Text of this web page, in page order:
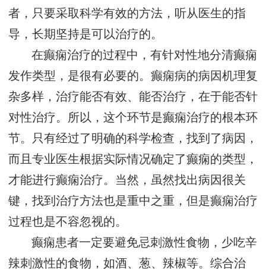
者，只要采取科学有效的方法，听从医生的指
导，长期坚持是可以治疗的。
在癫痫治疗的过程中，有针对性地分清癫痫
发作类型，是很有必要的。癫痫病的病因机理复
杂多样，治疗能否有效、能否治疗，在于能否针
对性治疗。所以，这个环节是癫痫治疗的根本环
节。只有经过了明确的科学检查，找到了病因，
而且专业医生根据实际情况确定了癫痫的类型，
才能进行癫痫治疗。当然，虽然找出病因很关
键，找到治疗方法也是重中之重，但是癫痫治疗
过程也是不容忽视的。
癫痫患者一定要避免忌刺激性食物，少吃辛
辣刺激性的食物，如酒、葱、辣椒等。综合治